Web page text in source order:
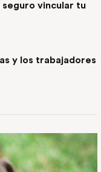
vincular tu
y los trabajadores